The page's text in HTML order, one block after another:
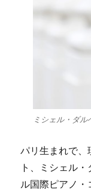
ミシェル・ダ
パリ生まれで、
ト、ミシェル
ル国際ピアノ